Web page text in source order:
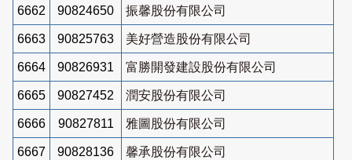
6662 90824650 振馨股份有限公司
6663 90825763 美好營造股份有限公司
6664 90826931 富勝開發建設股份有限公司
6665 90827452 潤安股份有限公司
6666 90827811 雅圖股份有限公司
6667 90828136 馨承股份有限公司